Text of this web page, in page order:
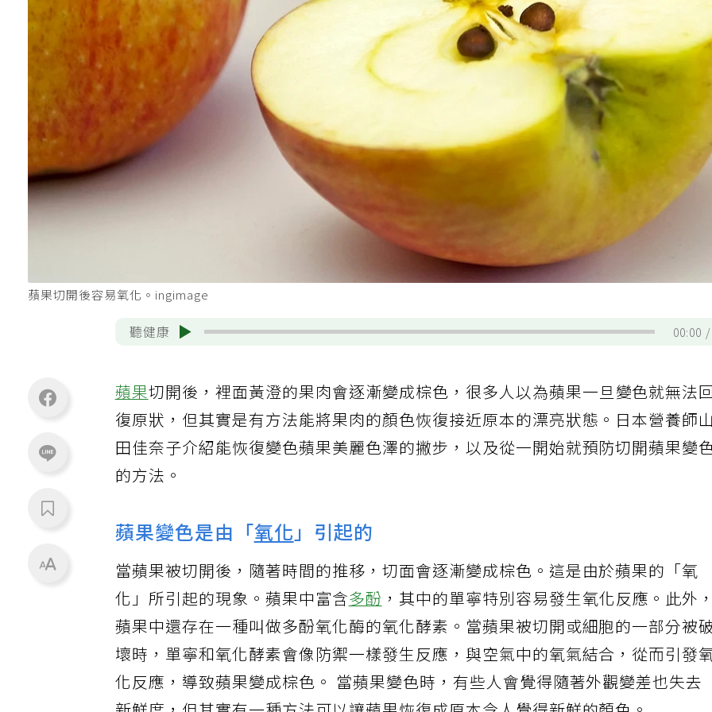
蘋果切開後容易氧化。ingimage
聽健康 00:00
蘋果切開後，裡面黃澄的果肉會逐漸變成棕色，很多人以為蘋果一旦變色就無法
復原狀，但其實是有方法能將果肉的顏色恢復接近原本的漂亮狀態。日本營養師山
田佳奈子介紹能恢復變色蘋果美麗色澤的撇步，以及從一開始就預防切開蘋果變
的方法。
蘋果變色是由「氧化」引起的
當蘋果被切開後，隨著時間的推移，切面會逐漸變成棕色。這是由於蘋果的「氧
化」所引起的現象。蘋果中富含多酚 ，其中的單寧特別容易發生氧化反應。此外，
蘋果中還存在一種叫做多酚氧化酶的氧化酵素。當蘋果被切開或細胞的一部分被
壞時，單寧和氧化酵素會像防禦一樣發生反應，與空氣中的氧氣結合，從而引發
化反應，導致蘋果變成棕色。 當蘋果變色時，有些人會覺得隨著外觀變差也失去